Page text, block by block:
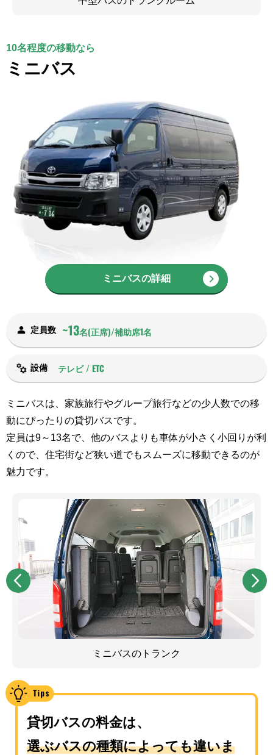
10名程度の移動なら
ミニバス
ミニバスの詳細
定員数 ~13名(正席)/補助席1名
設備 テレビ / ETC
ミニバスは、家族旅行やグループ旅行などの少人数での移
動にぴったりの貸切バスです。
定員は9～13名で、他のバスよりも車体が小さく小回りが利
くので、住宅街など狭い道でもスムーズに移動できるのが
魅力です。
ミニバスのトランク
貸切バスの料金は、
選ぶバスの種類によっても違いま